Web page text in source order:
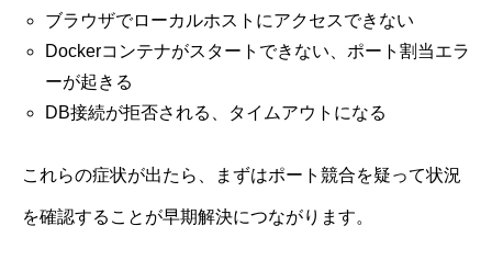
ブラウザでローカルホストにアクセスできない
Dockerコンテナがスタートできない、ポート割当エラ
ーが起きる
DB接続が拒否される、タイムアウトになる
これらの症状が出たら、まずはポート競合を疑って状況
を確認することが早期解決につながります。